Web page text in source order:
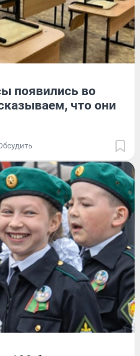
появились во
что они